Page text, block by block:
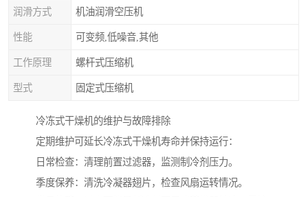
润滑方式 机油润滑空压机
性能 可变频,低噪音,其他
工作原理 螺杆式压缩机
型式 固定式压缩机
冷冻式干燥机的维护与故障排除
定期维护可延长冷冻式干燥机寿命并保持运行：
日常检查：清理前置过滤器，监测制冷剂压力。
季度保养：清洗冷凝器翅片，检查风扇运转情况。